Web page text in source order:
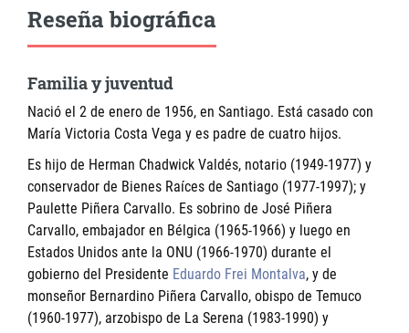
Reseña biográfica
Familia y juventud
Nació el 2 de enero de 1956, en Santiago. Está casado con
María Victoria Costa Vega y es padre de cuatro hijos.
Es hijo de Herman Chadwick Valdés, notario (1949-1977) y
conservador de Bienes Raíces de Santiago (1977-1997); y
Paulette Piñera Carvallo. Es sobrino de José Piñera
Carvallo, embajador en Bélgica (1965-1966) y luego en
Estados Unidos ante la ONU (1966-1970) durante el
gobierno del Presidente Eduardo Frei Montalva, y de
monseñor Bernardino Piñera Carvallo, obispo de Temuco
(1960-1977), arzobispo de La Serena (1983-1990) y